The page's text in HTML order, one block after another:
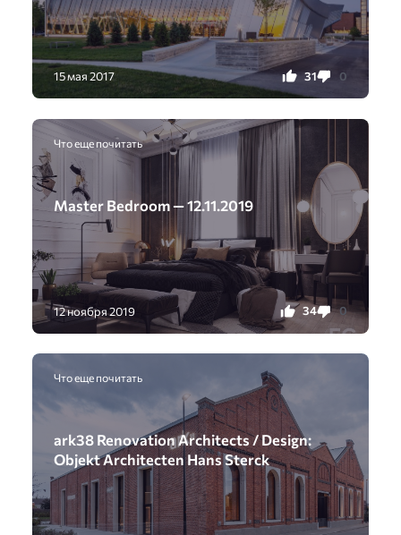
15 мая 2017 31 0
Что еще почитать
Master Bedroom — 12.11.2019
12 ноября 2019 34 0
Что еще почитать
ark38 Renovation Architects / Design:
Objekt Architecten Hans Sterck